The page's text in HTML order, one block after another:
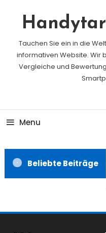
Tauchen Sie ein in die
informativen Website. Wir
Vergleiche und
Menu
Beliebte Beiträge